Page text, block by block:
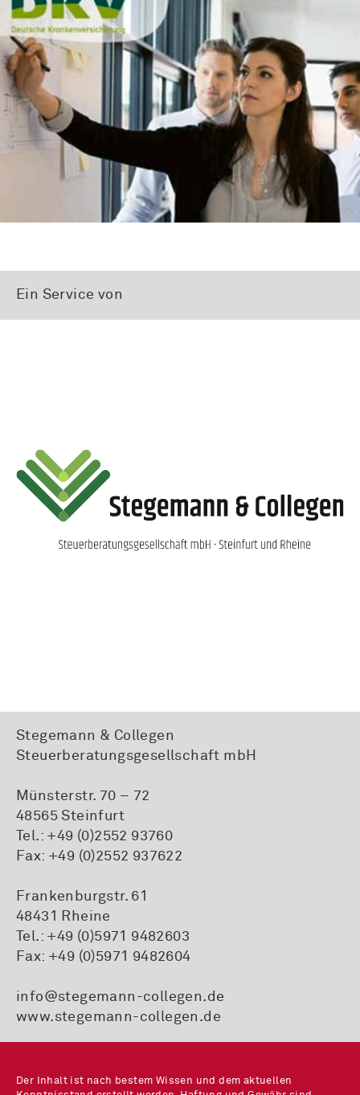
Ein Service von
Stegemann & Collegen
Steuerberatungsgesellschaft mbH
Münsterstr. 70 – 72
48565 Steinfurt
Tel.: +49 (0)2552 93760
Fax: +49 (0)2552 937622
Frankenburgstr. 61
48431 Rheine
Tel.: +49 (0)5971 9482603
Fax: +49 (0)5971 9482604
info@stegemann-collegen.de
www.stegemann-collegen.de
Der Inhalt ist nach bestem Wissen und dem aktuellen